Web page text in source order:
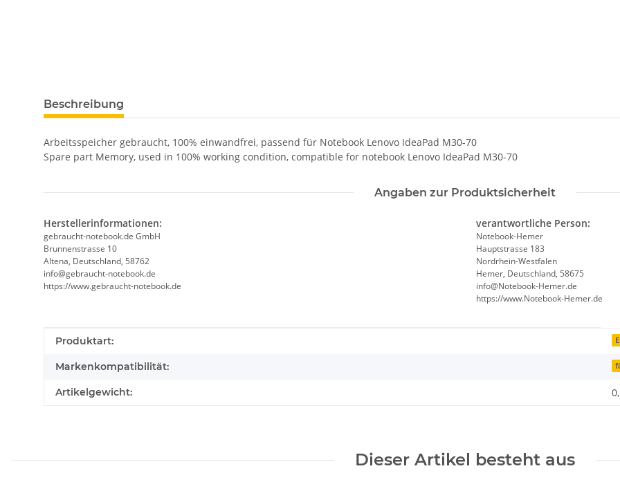
Beschreibung
Arbeitsspeicher gebraucht, 100% einwandfrei, passend für Notebook Lenovo IdeaPad M30-70
Spare part Memory, used in 100% working condition, compatible for notebook Lenovo IdeaPad M30-70
Angaben zur Produktsicherheit
Herstellerinformationen:
gebraucht-notebook.de GmbH
Brunnenstrasse 10
Altena, Deutschland, 58762
info@gebraucht-notebook.de
https://www.gebraucht-notebook.de
verantwortliche Person:
Notebook-Hemer
Hauptstrasse 183
Nordrhein-Westfalen
Hemer, Deutschland, 58675
info@Notebook-Hemer.de
https://www.Notebook-Hemer.de
Produkteigenschaft
Wert
Produktart:
Markenkompatibilität:
Artikelgewicht:
Dieser Artikel besteht aus